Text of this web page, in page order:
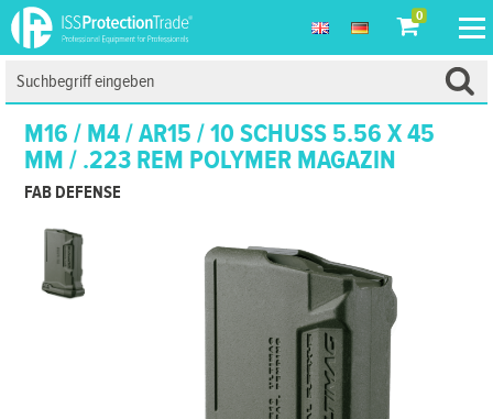
0
M16 / M4 / AR15 / 10 SCHUSS 5.56 X 45
MM / .223 REM POLYMER MAGAZIN
FAB DEFENSE